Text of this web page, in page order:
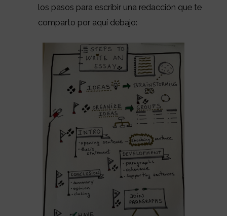
los pasos para escribir una redacción que te
comparto por aquí debajo: